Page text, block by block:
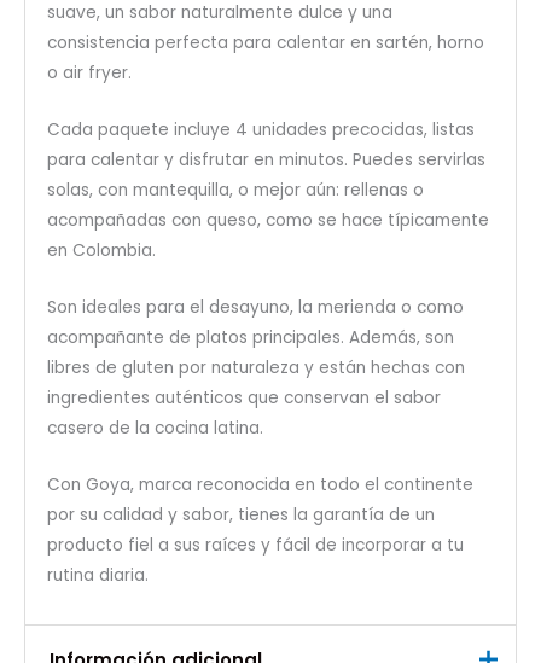
suave, un sabor naturalmente dulce y una
consistencia perfecta para calentar en sartén, horno
o air fryer.
Cada paquete incluye 4 unidades precocidas, listas
para calentar y disfrutar en minutos. Puedes servirlas
solas, con mantequilla, o mejor aún: rellenas o
acompañadas con queso, como se hace típicamente
en Colombia.
Son ideales para el desayuno, la merienda o como
acompañante de platos principales. Además, son
libres de gluten por naturaleza y están hechas con
ingredientes auténticos que conservan el sabor
casero de la cocina latina.
Con Goya, marca reconocida en todo el continente
por su calidad y sabor, tienes la garantía de un
producto fiel a sus raíces y fácil de incorporar a tu
rutina diaria.